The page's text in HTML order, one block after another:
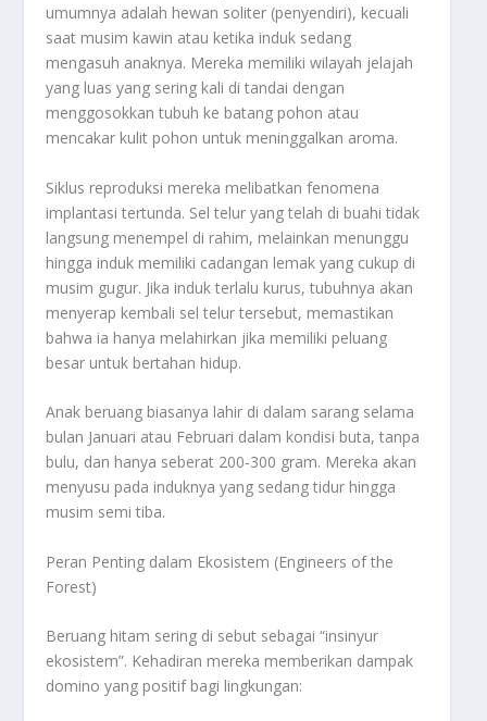
umumnya adalah hewan soliter (penyendiri), kecuali
saat musim kawin atau ketika induk sedang
mengasuh anaknya. Mereka memiliki wilayah jelajah
yang luas yang sering kali di tandai dengan
menggosokkan tubuh ke batang pohon atau
mencakar kulit pohon untuk meninggalkan aroma.
Siklus reproduksi mereka melibatkan fenomena
implantasi tertunda. Sel telur yang telah di buahi tidak
langsung menempel di rahim, melainkan menunggu
hingga induk memiliki cadangan lemak yang cukup di
musim gugur. Jika induk terlalu kurus, tubuhnya akan
menyerap kembali sel telur tersebut, memastikan
bahwa ia hanya melahirkan jika memiliki peluang
besar untuk bertahan hidup.
Anak beruang biasanya lahir di dalam sarang selama
bulan Januari atau Februari dalam kondisi buta, tanpa
bulu, dan hanya seberat 200-300 gram. Mereka akan
menyusu pada induknya yang sedang tidur hingga
musim semi tiba.
Peran Penting dalam Ekosistem (Engineers of the
Forest)
Beruang hitam sering di sebut sebagai “insinyur
ekosistem”. Kehadiran mereka memberikan dampak
domino yang positif bagi lingkungan: